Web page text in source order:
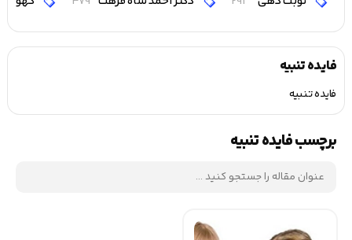
فایده تنبیه
فایده تنبیه
برچسب فایده تنبیه